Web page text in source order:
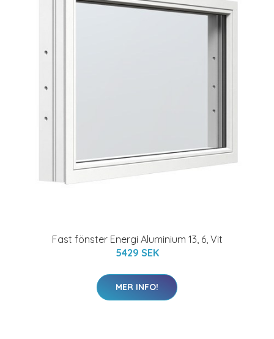
Fast fönster Energi Aluminium 13, 6, Vit
5429 SEK
MER INFO!